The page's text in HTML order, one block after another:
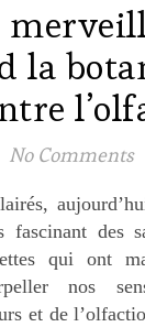
la
No Comments
fascinant des
qui ont
nos
et de